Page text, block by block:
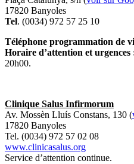
17820 Banyoles
Tel. (0034) 972 57 25 10
Téléphone programmation de
Horaire d’attention et urgences
20h00.
Clinique Salus Infirmorum
Av. Mossèn Lluís Constans, 130 (
17820 Banyoles
Tel. (0034) 972 57 02 08
www.clinicasalus.org
Service d’attention continue.